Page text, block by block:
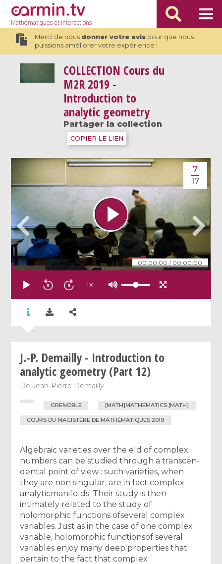
Mathématiqueset Interactions
Merci de nous donner votre avispour que nous
puissions améliorer votre expérience !
COLLECTION Cours du
M2R 2019 -
Introduction to
analytic geometry
Partager la collection
COPIER LE LIEN
00:00:00 / 00:00:00
7
17
1x
J.-P. Demailly - Introduction to
analytic geometry (Part 12)
DeJean-Pierre Demailly
GRENOBLE [MATH]MATHEMATICS [MATH]
COURS DU MAGISTÈRE DE MATHÉMATIQUES 2019
Algebraic varieties over the eld of complex
numbers can be studied through a transcen-
dental point of view : such varieties, when
they are non singular, are in fact complex
analyticmanifolds. Their study is then
intimately related to the study of
holomorphic functions ofseveral complex
variables. Just as in the case of one complex
variable, holomorphic functionsof several
variables enjoy many deep properties that
pertain to the fact that complex